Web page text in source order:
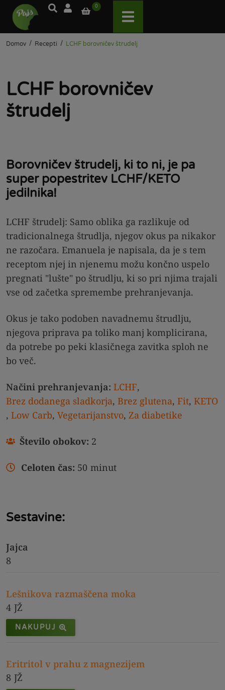
0
Domov / Recepti / LCHF borovničev štrudelj
LCHF borovničev
štrudelj
Borovničev štrudelj, ki to ni, je pa
super popestritev LCHF/KETO
jedilnika!
LCHF štrudelj: Samo oblika ga razlikuje od
tradicionalnega štrudlja, njegov okus pa nikakor
ne razočara. Emanuela je napisala, da je s tem
receptom njej in njenemu možu končno uspelo
pregnati "lušte" po štrudlju, ki so pri njima trajali
vse od začetka spremembe prehranjevanja.
Okus je tako podoben navadnemu štrudlju,
njegova priprava pa toliko manj komplicirana,
da potrebe po peki klasičnega zavitka sploh ne
bo več.
Načini prehranjevanja: LCHF,
Brez dodanega sladkorja, Brez glutena, Fit, KETO
, Low Carb, Vegetarijanstvo, Za diabetike
Število obokov: 2
Celoten čas: 50 minut
Sestavine:
Jajca
8
Lešnikova razmaščena moka
4 JŽ
NAKUPUJ
Eritritol v prahu z magnezijem
8 JŽ